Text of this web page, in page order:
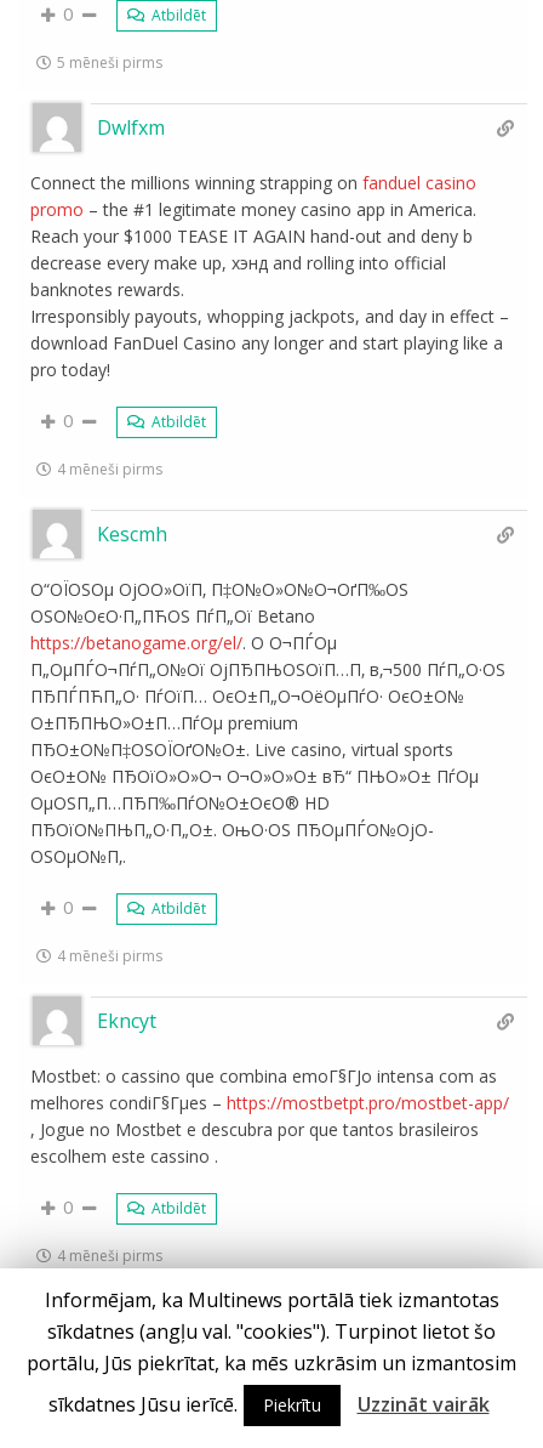
0 Atbildēt
5 mēneši pirms
Dwlfxm
Connect the millions winning strapping onfanduel casino
promo – the #1 legitimate money casino app in America.
Reach your $1000 TEASE IT AGAIN hand-out and deny b
decrease every make up, хэнд and rolling into official
banknotes rewards.
Irresponsibly payouts, whopping jackpots, and day in effect –
download FanDuel Casino any longer and start playing like a
pro today!
0 Atbildēt
4 mēneši pirms
Kescmh
О“ОЇОЅОµ ОјО­О»ОїП‚ П‡О№О»О№О¬ОґП‰ОЅ
ОЅО№ОєО·П„ПЋОЅ ПѓП„Ої Betano
https://betanogame.org/el/. О О¬ПЃОµ
П„ОµПЃО¬ПѓП„О№Ої ОјПЂПЊОЅОїП…П‚ в‚¬500 ПѓП„О·ОЅ
ПЂПЃПЋП„О· ПѓОїП… ОєО±П„О¬ОёОµПѓО· ОєО±О№
О±ПЂПЊО»О±П…ПѓОµ premium
ПЂО±О№П‡ОЅОЇОґО№О±. Live casino, virtual sports
ОєО±О№ ПЂОїО»О»О¬ О¬О»О»О± вЂ“ ПЊО»О± ПѓОµ
ОµОЅП„П…ПЂП‰ПѓО№О±ОєО® HD
ПЂОїО№ПЊП„О·П„О±. ОњО·ОЅ ПЂОµПЃО№ОјО­
ОЅОµО№П‚.
0 Atbildēt
4 mēneši pirms
Ekncyt
Mostbet: o cassino que combina emoГ§ГЈo intensa com as
melhores condiГ§Гµes –https://mostbetpt.pro/mostbet-app/
, Jogue no Mostbet e descubra por que tantos brasileiros
escolhem este cassino .
0 Atbildēt
4 mēneši pirms
Qgbmgg
Your username is already trending in the backend –
https://plmotiliu.com/buffalo-slot-game-pro-tips-to-score-big-
, Where small screens birth massive legends .
Informējam, ka Multinews portālā tiek izmantotas
sīkdatnes (angļu val. "cookies"). Turpinot lietot šo
portālu, Jūs piekrītat, ka mēs uzkrāsim un izmantosim
sīkdatnes Jūsu ierīcē.
Piekrītu Uzzināt vairāk